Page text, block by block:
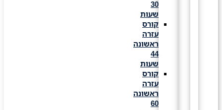
שעות
קורס
עזרה
ראשונה
שעות
קורס
עזרה
ראשונה